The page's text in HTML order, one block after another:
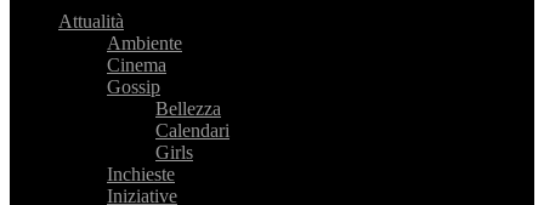
Attualità
Ambiente
Cinema
Gossip
Bellezza
Calendari
Girls
Inchieste
Iniziative